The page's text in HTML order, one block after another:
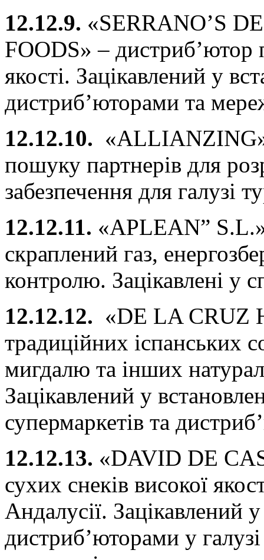
12.12.9. «SERRANO’S
FOODS» – дистриб’ютор
якості. Зацікавлений у
дистриб’юторами та
12.12.10. «ALLIANZING»
пошуку партнерів для
забезпечення для галузі
12.12.11. «APLEAN” S.L.»
скраплений газ,
контролю. Зацікавлені у
12.12.12. «DE LA CRUZ
традиційних іспанських
мигдалю та інших
Зацікавлений у
супермаркетів та
12.12.13. «DAVID DE
сухих снеків високої
Андалусії. Зацікавлений
дистриб’юторами у